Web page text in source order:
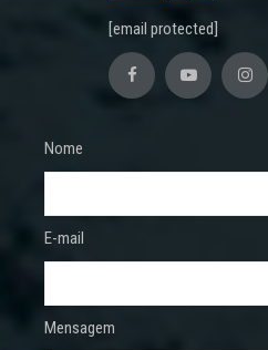
[email protected]
Nome
E-mail
Mensagem